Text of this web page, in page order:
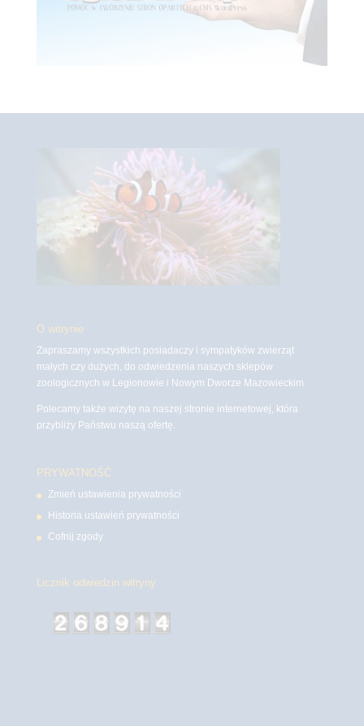
O witrynie
Zapraszamy wszystkich posiadaczy i sympatyków zwierząt
małych czy dużych, do odwiedzenia naszych sklepów
zoologicznych w Legionowie i Nowym Dworze Mazowieckim
Polecamy także wizytę na naszej stronie internetowej, która
przybliży Państwu naszą ofertę.
PRYWATNOŚĆ
Zmień ustawienia prywatności
Historia ustawień prywatności
Cofnij zgody
Licznik odwiedzin witryny